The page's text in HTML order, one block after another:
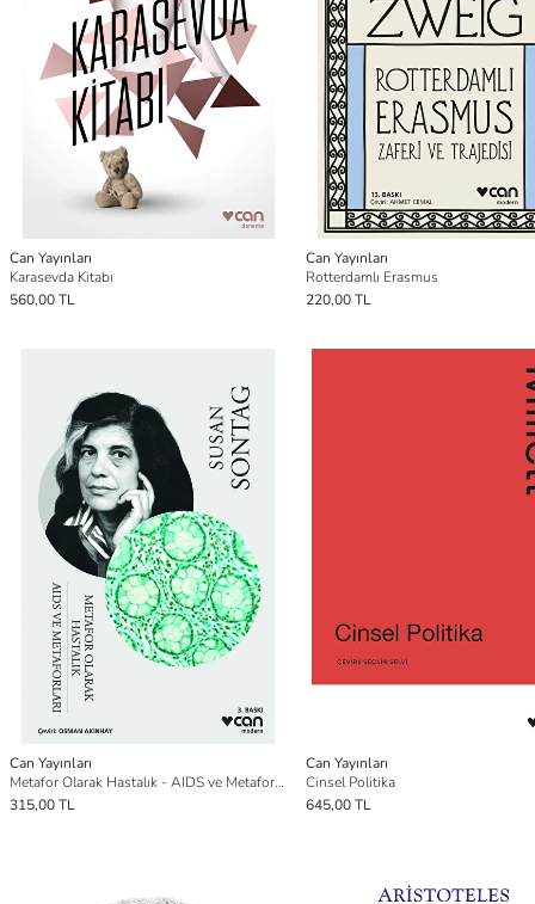
Can Yayınları
Karasevda Kitabı
560,00 TL
Can Yayınları
Rotterdamlı Erasmus
220,00 TL
Can Yayınları
Metafor Olarak Hastalık - AIDS ve Metaforları
315,00 TL
Can Yayınları
Cinsel Politika
645,00 TL